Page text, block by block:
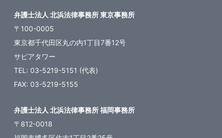
弁護士法人 北浜法律事務所 東京事務所
〒100-0005
東京都千代田区丸の内1丁目7番12号
サピアタワー
TEL: 03-5219-5151 (代表)
FAX: 03-5219-5155
弁護士法人 北浜法律事務所 福岡事務所
〒812-0018